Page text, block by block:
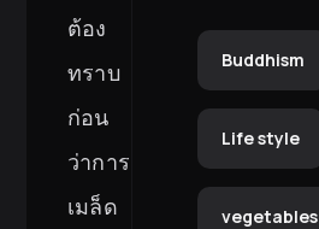
ต้อง
ทราบ
ก่อน
ว่าการ
เมล็ด
Buddhism
Life style
vegetables